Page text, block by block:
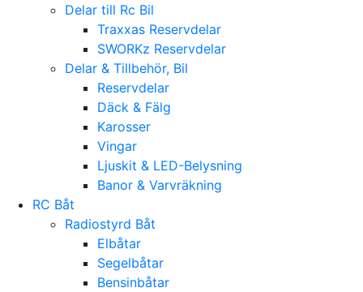
Delar till Rc Bil
Traxxas Reservdelar
SWORKz Reservdelar
Delar & Tillbehör, Bil
Reservdelar
Däck & Fälg
Karosser
Vingar
Ljuskit & LED-Belysning
Banor & Varvräkning
RC Båt
Radiostyrd Båt
Elbåtar
Segelbåtar
Bensinbåtar